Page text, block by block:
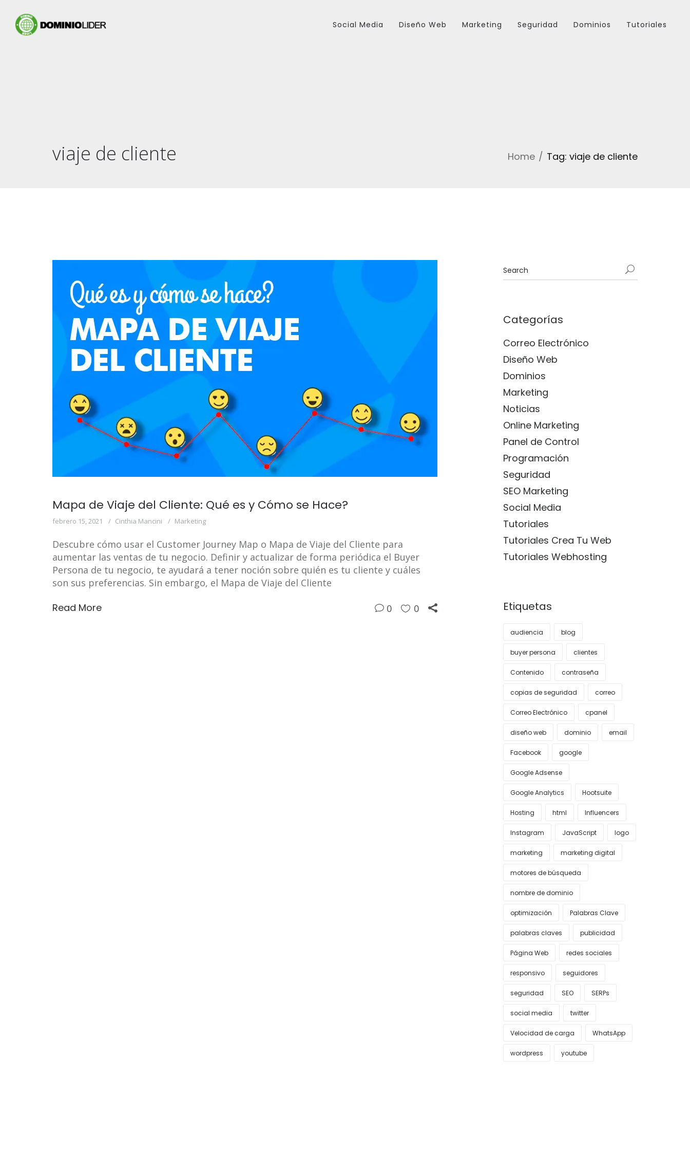
Social Media Diseño Web Marketing Seguridad Dominios Tutoriales
viaje de cliente Home Tag: viaje de cliente
Mapa de Viaje del Cliente: Qué es y Cómo se Hace?
febrero 15, 2021 Cinthia Mancini Marketing
Descubre cómo usar el Customer Journey Map o Mapa de Viaje del Cliente para
aumentar las ventas de tu negocio. Definir y actualizar de forma periódica el Buyer
Persona de tu negocio, te ayudará a tener noción sobre quién es tu cliente y cuáles
son sus preferencias. Sin embargo, el Mapa de Viaje del Cliente
Read More 0 0
Categorías
Correo Electrónico
Diseño Web
Dominios
Marketing
Noticias
Online Marketing
Panel de Control
Programación
Seguridad
SEO Marketing
Social Media
Tutoriales
Tutoriales Crea Tu Web
Tutoriales Webhosting
Etiquetas
audiencia blog
buyer persona clientes
Contenido contraseña
copias de seguridad correo
Correo Electrónico cpanel
diseño web dominio email
Facebook google
Google Adsense
Google Analytics Hootsuite
Hosting html Influencers
Instagram JavaScript logo
marketing marketing digital
motores de búsqueda
nombre de dominio
optimización Palabras Clave
palabras claves publicidad
Página Web redes sociales
responsivo seguidores
seguridad SEO SERPs
social media twitter
Velocidad de carga WhatsApp
wordpress youtube